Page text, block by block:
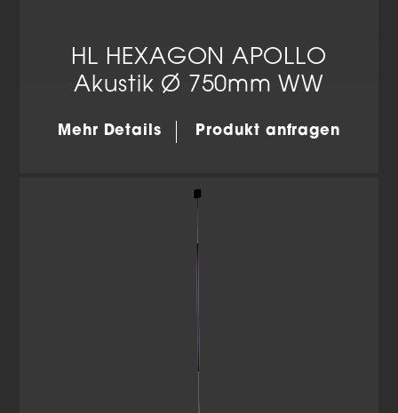
HL HEXAGON APOLLO
Akustik Ø 750mm WW
Mehr Details Produkt anfragen